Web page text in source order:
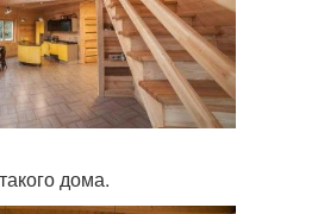
дома.